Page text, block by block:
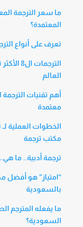
ما سعر الترجمة
المعتمدة؟
تعرف على أنواع
العالم
أهم تقنيات
معتمدة
الخطوات العملية
مكتب ترجمة
ترجمة أدبية.. ما
“امتياز” هو أفضل
بالسعودية
ما يفعله المترجم
السعودية؟